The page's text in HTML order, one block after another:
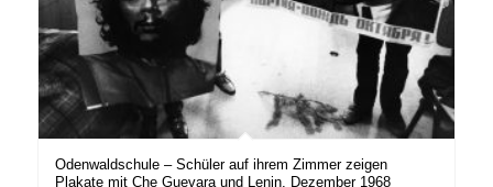
Odenwaldschule – Schüler auf ihrem Zimmer zeigen
Plakate mit Che Guevara und Lenin, Dezember 1968